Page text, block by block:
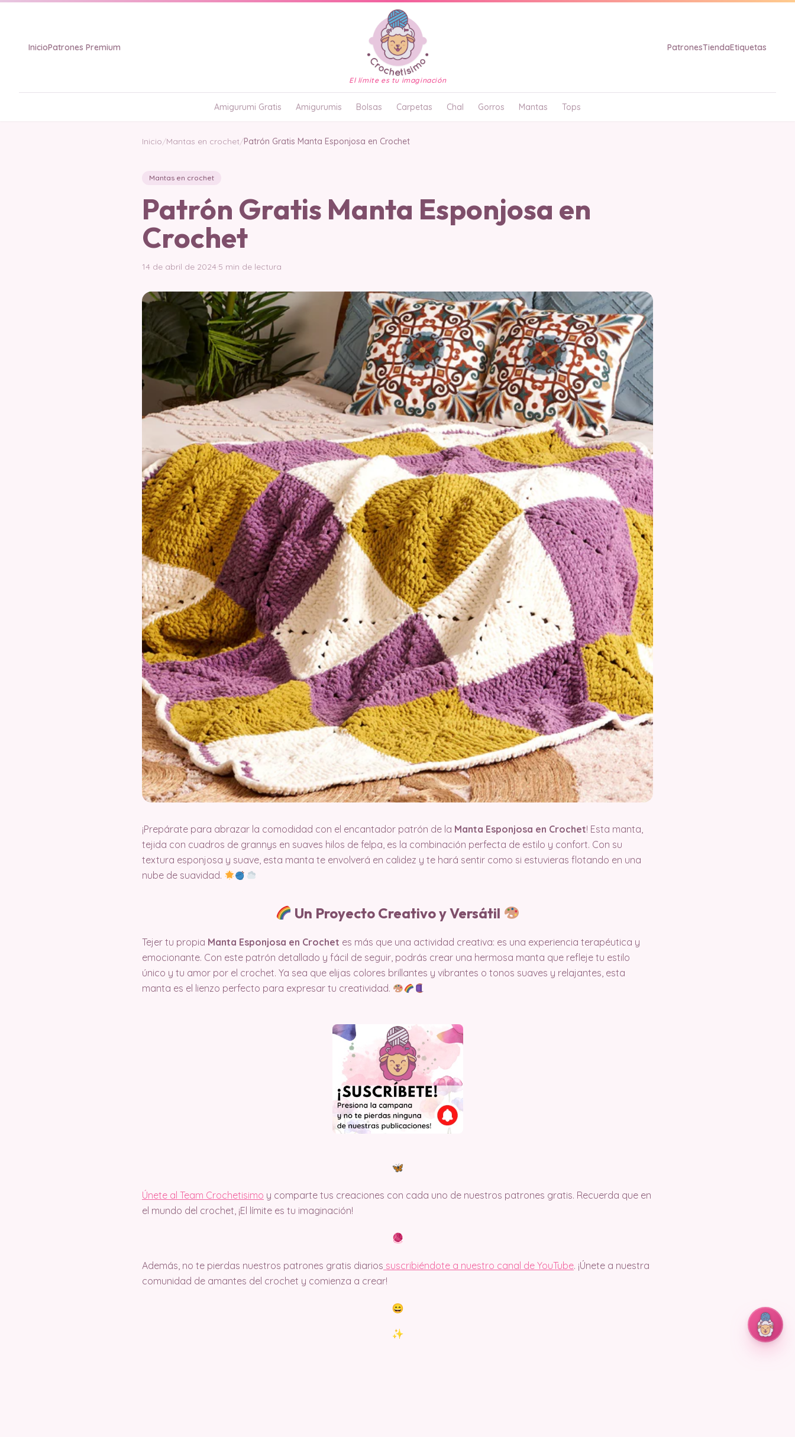
InicioPatrones Premium
El límite es tu imaginación
PatronesTiendaEtiquetas
Amigurumi Gratis Amigurumis Bolsas Carpetas Chal Gorros Mantas Tops
Inicio/Mantas en crochet/Patrón Gratis Manta Esponjosa en Crochet
Mantas en crochet
Patrón Gratis Manta Esponjosa en
Crochet
14 de abril de 2024·5 min de lectura
¡Prepárate para abrazar la comodidad con el encantador patrón de la Manta Esponjosa en Crochet! Esta manta,
tejida con cuadros de grannys en suaves hilos de felpa, es la combinación perfecta de estilo y confort. Con su
textura esponjosa y suave, esta manta te envolverá en calidez y te hará sentir como si estuvieras flotando en una
nube de suavidad.
Un Proyecto Creativo y Versátil
Tejer tu propia Manta Esponjosa en Crochet es más que una actividad creativa: es una experiencia terapéutica y
emocionante. Con este patrón detallado y fácil de seguir, podrás crear una hermosa manta que refleje tu estilo
único y tu amor por el crochet. Ya sea que elijas colores brillantes y vibrantes o tonos suaves y relajantes, esta
manta es el lienzo perfecto para expresar tu creatividad.
Únete al Team Crochetisimo y comparte tus creaciones con cada uno de nuestros patrones gratis. Recuerda que en
el mundo del crochet, ¡El límite es tu imaginación!
Además, no te pierdas nuestros patrones gratis diarios suscribiéndote a nuestro canal de YouTube. ¡Únete a nuestra
comunidad de amantes del crochet y comienza a crear!